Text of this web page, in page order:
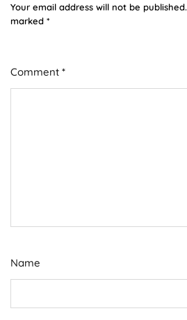
Your email address will not be published.
marked *
Comment *
Name